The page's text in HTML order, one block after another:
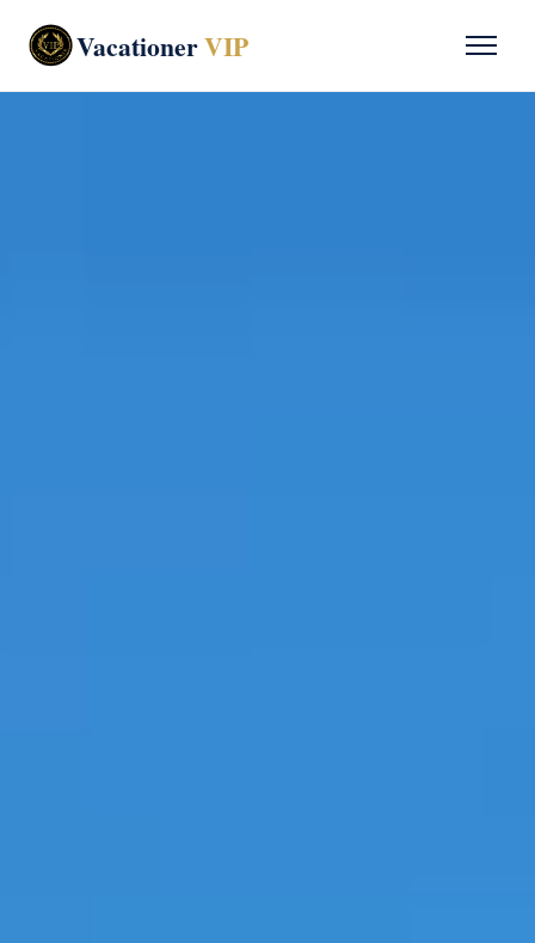
VacationerVIP